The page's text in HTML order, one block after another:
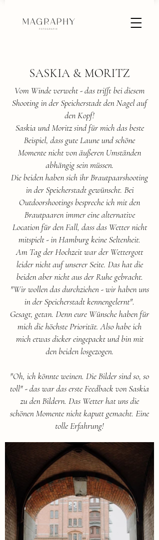
SASKIA & MORITZ
Vom Winde verweht - das trifft bei diesem
Shooting in der Speicherstadt den Nagel auf
den Kopf!
Saskia und Moritz sind für mich das beste
Beispiel, dass gute Laune und schöne
Momente nicht von äußeren Umständen
abhängig sein müssen.
Die beiden haben sich ihr Brautpaarshooting
in der Speicherstadt gewünscht. Bei
Outdoorshootings bespreche ich mit den
Brautpaaren immer eine alternative
Location für den Fall, dass das Wetter nicht
mitspielt - in Hamburg keine Seltenheit.
Am Tag der Hochzeit war der Wettergott
leider nicht auf unserer Seite. Das hat die
beiden aber nicht aus der Ruhe gebracht.
"Wir wollen das durchziehen - wir haben uns
in der Speicherstadt kennengelernt".
Gesagt, getan. Denn eure Wünsche haben für
mich die höchste Priorität. Also habe ich
mich etwas dicker eingepackt und bin mit
den beiden losgezogen.
"Oh, ich könnte weinen. Die Bilder sind so, so
toll" - das war das erste Feedback von Saskia
zu den Bildern. Das Wetter hat uns die
schönen Momente nicht kaputt gemacht. Eine
tolle Erfahrung!